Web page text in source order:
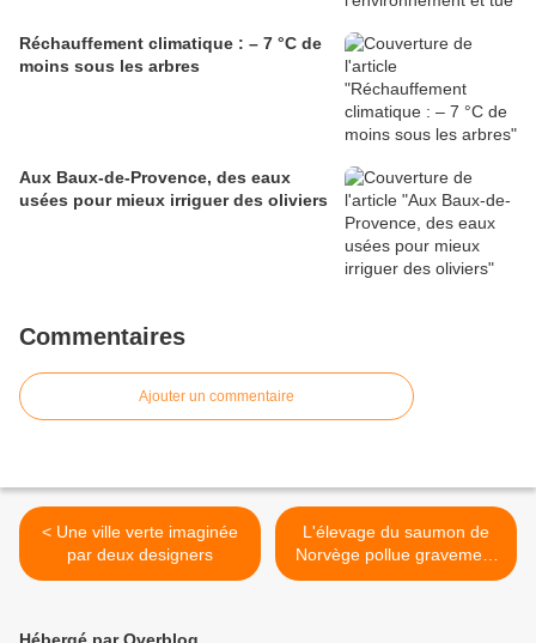
Réchauffement climatique : – 7 °C de
moins sous les arbres
Aux Baux-de-Provence, des eaux
usées pour mieux irriguer des oliviers
Commentaires
Ajouter un commentaire
< Une ville verte imaginée
par deux designers
L'élevage du saumon de
Norvège pollue gravement
>